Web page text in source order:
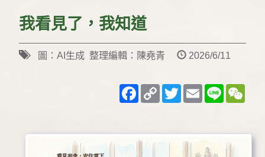
我看見了，我知道
圖：AI生成 整理編輯：陳堯青 2026/6/11
Facebook
Copy
Link
TwitterEmailLine